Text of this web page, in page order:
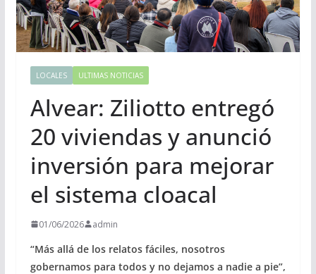
LOCALES ULTIMAS NOTICIAS
Alvear: Ziliotto entregó
20 viviendas y anunció
inversión para mejorar
el sistema cloacal
01/06/2026 admin
“Más allá de los relatos fáciles, nosotros
gobernamos para todos y no dejamos a nadie a pie”,